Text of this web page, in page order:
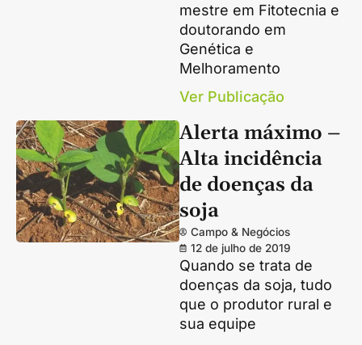
mestre em Fitotecnia e
doutorando em
Genética e
Melhoramento
Ver Publicação
Alerta máximo –
Alta incidência
de doenças da
soja
Campo & Negócios
12 de julho de 2019
Quando se trata de
doenças da soja, tudo
que o produtor rural e
sua equipe